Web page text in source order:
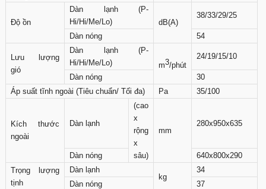
Độ ồn
Dàn lạnh (P-
Hi/Hi/Me/Lo)
dB(A)
38/33/29/25
Dàn nóng 54
Lưu lượng
gió
Dàn lạnh (P-
Hi/Hi/Me/Lo)
m3/phút
24/19/15/10
Dàn nóng
30
Áp suất tĩnh ngoài (Tiêu chuẩn/ Tối đa)
Pa 35/100
Kích thước
ngoài
Dàn lạnh
(cao
x
rộng
x
sâu)
mm
280x950x635
Dàn nóng
640x800x290
Trọng lượng
tịnh
Dàn lạnh
kg
34
Dàn nóng
37